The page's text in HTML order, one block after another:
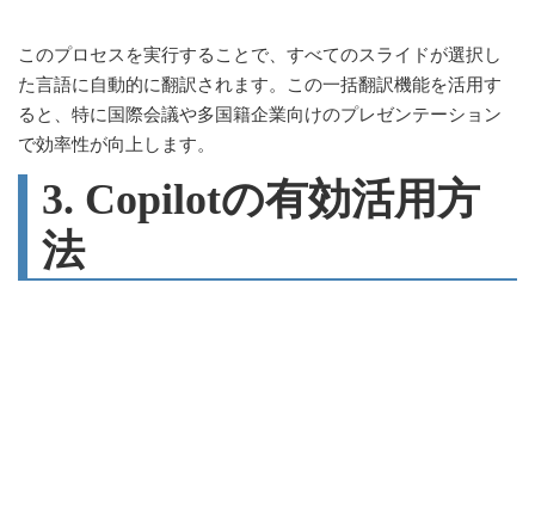
このプロセスを実行することで、すべてのスライドが選択し
た言語に自動的に翻訳されます。この一括翻訳機能を活用す
ると、特に国際会議や多国籍企業向けのプレゼンテーション
で効率性が向上します。
3. Copilotの有効活用方
法